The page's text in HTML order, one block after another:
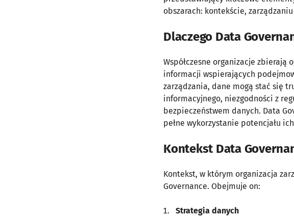
obszarach: kontekście,
Dlaczego Data
Współczesne organizacje zbierają
informacji wspierających
zarządzania, dane mogą stać się
informacyjnego, niezgodności z
bezpieczeństwem danych. Data
pełne wykorzystanie potencjału
Kontekst Data
Kontekst, w którym organizacja
Governance. Obejmuje on:
Strategia danych